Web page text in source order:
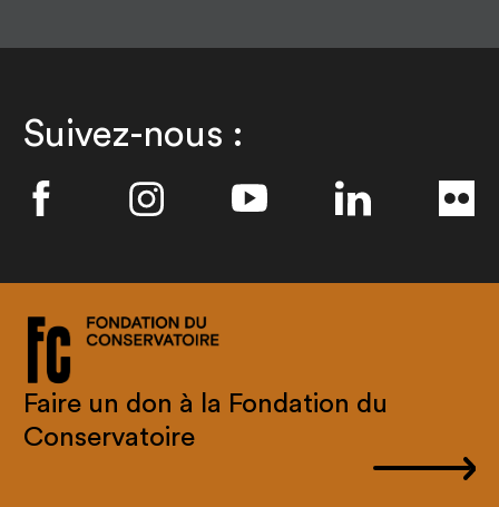
Suivez-nous :
Faire un don à la Fondation du
Conservatoire